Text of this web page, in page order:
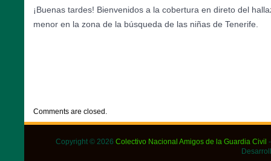
¡Buenas tardes! Bienvenidos a la cobertura en direto del
menor en la zona de la búsqueda de las niñas de Tenerife.
Comments are closed.
Copyright © 2026 Colectivo Nacional Amigos de la Guardia Civil